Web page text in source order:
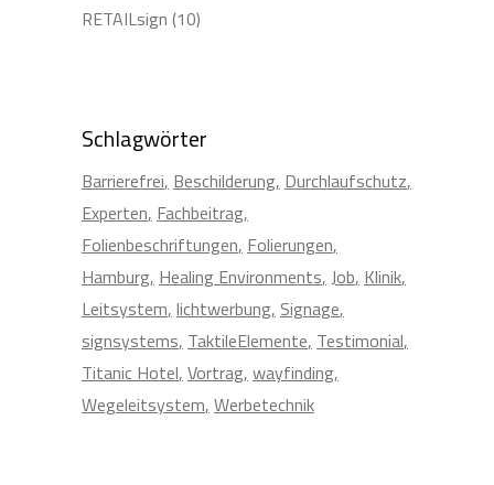
RETAILsign (10)
Schlagwörter
Barrierefrei Beschilderung Durchlaufschutz
Experten Fachbeitrag
Folienbeschriftungen Folierungen
Hamburg Healing Environments Job Klinik
Leitsystem lichtwerbung Signage
signsystems TaktileElemente Testimonial
Titanic Hotel Vortrag wayfinding
Wegeleitsystem Werbetechnik